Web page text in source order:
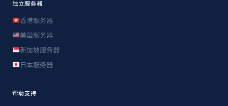
独立服务器
香港服务器
美国服务器
新加坡服务器
日本服务器
帮助支持